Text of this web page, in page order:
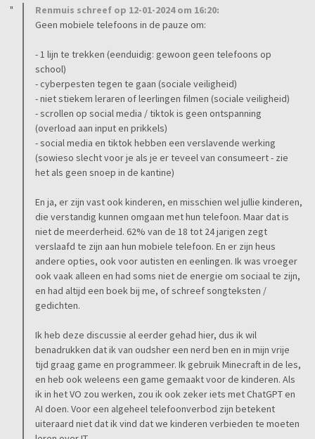
Renmuis schreef op 12-01-2024 om 16:20:
Geen mobiele telefoons in de pauze om:
- 1 lijn te trekken (eenduidig: gewoon geen telefoons op
school)
- cyberpesten tegen te gaan (sociale veiligheid)
- niet stiekem leraren of leerlingen filmen (sociale veiligheid)
- scrollen op social media / tiktok is geen ontspanning
(overload aan input en prikkels)
- social media en tiktok hebben een verslavende werking
(sowieso slecht voor je als je er teveel van consumeert - zie
het als geen snoep in de kantine)
En ja, er zijn vast ook kinderen, en misschien wel jullie kinderen,
die verstandig kunnen omgaan met hun telefoon. Maar dat is
niet de meerderheid. 62% van de 18 tot 24 jarigen zegt
verslaafd te zijn aan hun mobiele telefoon. En er zijn heus
andere opties, ook voor autisten en eenlingen. Ik was vroeger
ook vaak alleen en had soms niet de energie om sociaal te zijn,
en had altijd een boek bij me, of schreef songteksten /
gedichten.
Ik heb deze discussie al eerder gehad hier, dus ik wil
benadrukken dat ik van oudsher een nerd ben en in mijn vrije
tijd graag game en programmeer. Ik gebruik Minecraft in de les,
en heb ook weleens een game gemaakt voor de kinderen. Als
ik in het VO zou werken, zou ik ook zeker iets met ChatGPT en
AI doen. Voor een algeheel telefoonverbod zijn betekent
uiteraard niet dat ik vind dat we kinderen verbieden te moeten